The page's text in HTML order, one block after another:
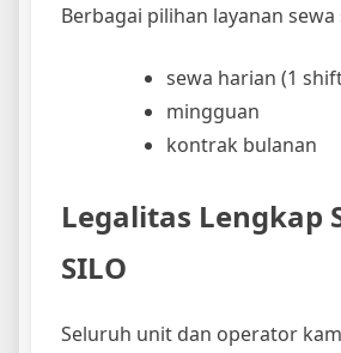
Berbagai pilihan layanan sewa
sewa harian (1
mingguan
kontrak bulanan
Legalitas Lengkap
SILO
Seluruh unit dan operator